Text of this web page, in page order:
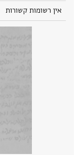
אין רשומות קשורות